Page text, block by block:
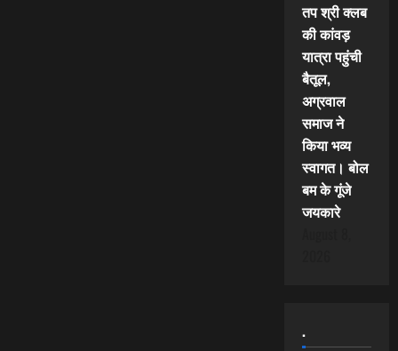
तप श्री क्लब
की कांवड़
यात्रा पहुंची
बैतूल,
अग्रवाल
समाज ने
किया भव्य
स्वागत। बोल
बम के गूंजे
जयकारे
.